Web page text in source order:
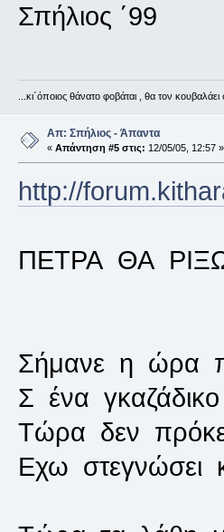
Σπήλιος ΄99
...κι΄όποιος θάνατο φοβάται , θα τον
Απ: Σπήλιος - Άπαντα
« Απάντηση #5 στις: 12/05/05, 12:57 »
http://
ΠΕΤΡΑ ΘΑ
Σήμανε η ώρα
Σ ένα
Τώρα δεν
Εχω στεγνώσει